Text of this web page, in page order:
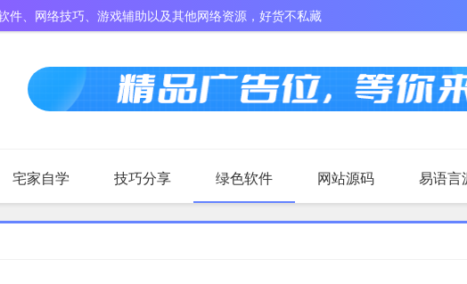
件、网络技巧、游戏辅助以及其他网络资源，好货不私藏
宅家自学 技巧分享 绿色软件 网站源码 易语言